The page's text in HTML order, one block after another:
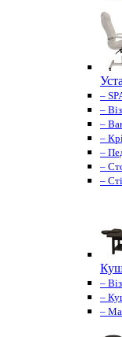
–
–
–
–
–
–
–
–
–
–